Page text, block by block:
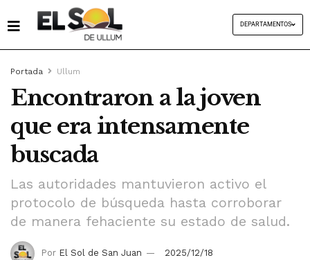
DEPARTAMENTOS
Portada Ullum
Encontraron a la joven
que era intensamente
buscada
Las autoridades mantuvieron activo el
protocolo de búsqueda hasta corroborar
de manera fehaciente su estado de salud.
Por El Sol de San Juan 2025/12/18